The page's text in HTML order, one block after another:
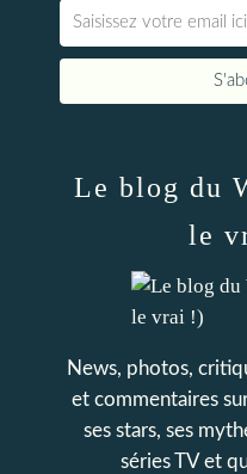
Le blog du
le
News, photos,
et commentaires
ses stars, ses
séries TV et